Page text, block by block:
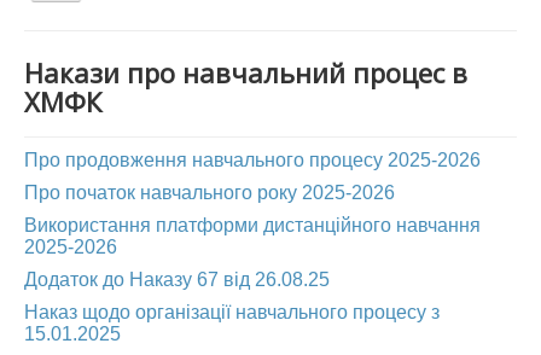
ПРО НАС
АБІТУРІЄНТУ
КАБІНЕТ МЕТОДИСТА
НАВЧАЛЬНО-ВИХОВНА РОБОТА
МИСТЕЦЬКІ ПРОЄКТИ
Накази про навчальний процес в
ХМФК
Про продовження навчального процесу 2025-2026
Про початок навчального року 2025-2026
Використання платформи дистанційного навчання
2025-2026
Додаток до Наказу 67 від 26.08.25
Наказ щодо організації навчального процесу з
15.01.2025